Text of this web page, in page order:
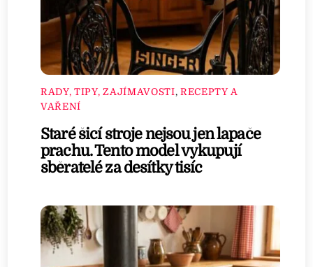
RADY, TIPY, ZAJÍMAVOSTI, RECEPTY A
VAŘENÍ
Staré šicí stroje nejsou jen lapače
prachu. Tento model vykupují
sběratelé za desítky tisíc